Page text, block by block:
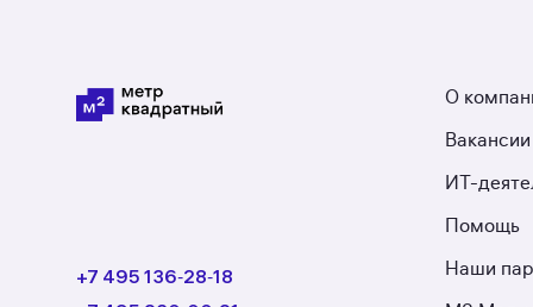
+7 495 136‑28‑18
О
Вакансии
ИТ-
Помощь
Наши